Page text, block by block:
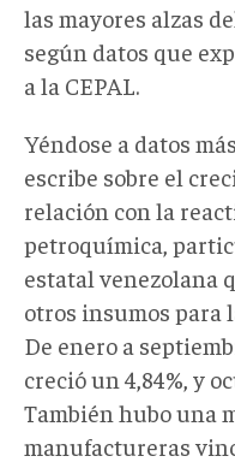
las mayores alzas
según datos que
a la CEPAL.
Yéndose a datos
escribe sobre el
relación con la
petroquímica,
estatal venezolana
otros insumos para
De enero a
creció un 4,84%, y
También hubo una
manufactureras